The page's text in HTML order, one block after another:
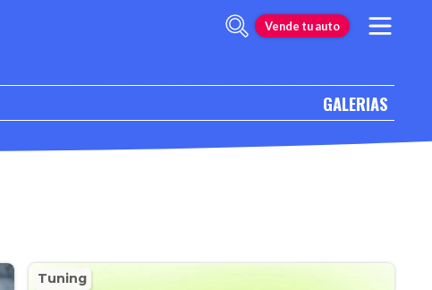
Vende tu auto
GALERIAS
Tuning